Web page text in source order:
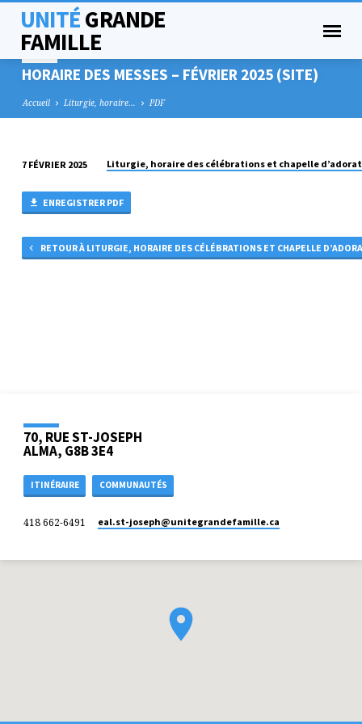
UNITÉGRANDE
FAMILLE
HORAIRE DES MESSES – FÉVRIER 2025 (SITE)
Accueil Liturgie, horaire… PDF
HORAIRE
DES
MESSES
–
FÉVRIER
7 FÉVRIER 2025 Liturgie, horaire des célébrations et chapelle
ENREGISTRER PDF
RETOUR À LITURGIE, HORAIRE DES CÉLÉBRATIONS ET CHAPELLE
70, RUE ST-JOSEPH
ALMA, G8B 3E4
ITINÉRAIRE COMMUNAUTÉS
418 662-6491 eal.st-joseph​@unitegrandefamille.ca